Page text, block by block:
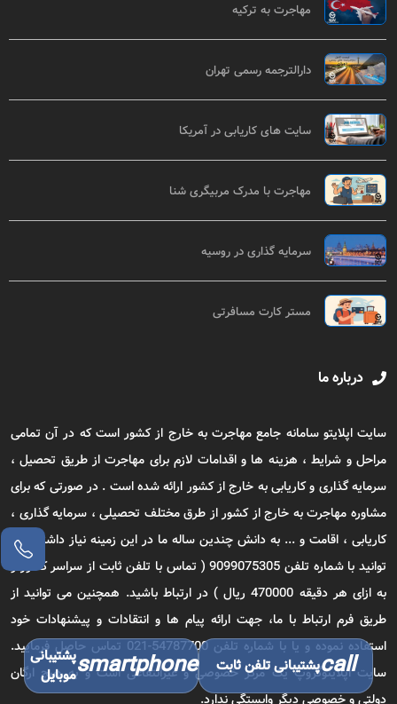
مهاجرت به ترکیه
دارالترجمه رسمی تهران
سایت های کاریابی در آمریکا
مهاجرت با مدرک مربیگری شنا
سرمایه گذاری در روسیه
مستر کارت مسافرتی
درباره ما
سایت اپلایتو سامانه جامع مهاجرت به خارج از کشور است که در آن تمامی
مراحل و شرایط ، هزینه ها و اقدامات لازم برای مهاجرت از طریق تحصیل ،
سرمایه گذاری و کاریابی به خارج از کشور ارائه شده است . در صورتی که برای
مشاوره مهاجرت به خارج از کشور از طرق مختلف تحصیلی ، سرمایه گذاری ،
کاریابی ، اقامت و ... به دانش چندین ساله ما در این زمینه نیاز داشتید می
توانید با شماره تلفن 9099075305 ( تماس با تلفن ثابت از سراسر کشور و
به ازای هر دقیقه 470000 ریال ) در ارتباط باشید. همچنین می توانید از
طریق فرم ارتباط با ما، جهت ارائه پیام ها و انتقادات و پیشنهادات خود
استفاده نموده و یا با شماره تلفن 54787700-021 تماس حاصل فرمایید.
سایت اپلایتوگروپ یک مرکز خصوصی و غیرانتفاعی است و به هیچ ارگان
دولتی و خصوصی دیگر وابستگی ندارد.
callپشتیبانی تلفن ثابت smartphoneپشتیبانی
موبایل